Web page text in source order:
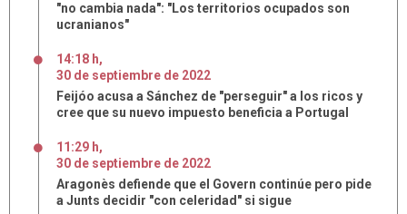
"no cambia nada": "Los territorios ocupados son
ucranianos"
14:18 h,
30 de septiembre de 2022
Feijóo acusa a Sánchez de "perseguir" a los ricos y
cree que su nuevo impuesto beneficia a Portugal
11:29 h,
30 de septiembre de 2022
Aragonès defiende que el Govern continúe pero pide
a Junts decidir "con celeridad" si sigue